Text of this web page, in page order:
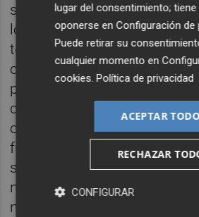
sus dominios, pero que
los precios a cambio. Su
termina nunca y aquellos
control deben entregarle a
parte de un cíclico tributo
cuento de terror caribeño,
obligadas a criar a sus
futuro alimento, en un
sangre y locura. Si se desea
ninguna mujer puede
ninguna madre puede no
lugar del consentimiento;
oponerse enConfiguración de
Puede retirar su
cualquier momento en
cookies .Política de privacidad
ACEPTAR TODO
RECHAZAR
CONFIGURAR